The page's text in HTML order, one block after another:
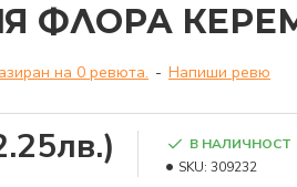
ФЛОРА
на 0 ревюта. - Напиши ревю
В НАЛИЧНОСТ
SKU: 309232